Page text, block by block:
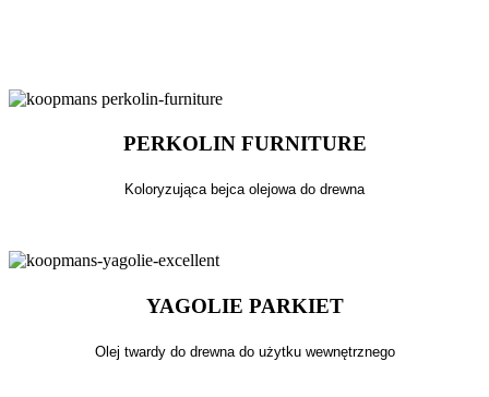
PERKOLIN FURNITURE
Koloryzująca bejca olejowa do drewna
YAGOLIE PARKIET
Olej twardy do drewna do użytku wewnętrznego